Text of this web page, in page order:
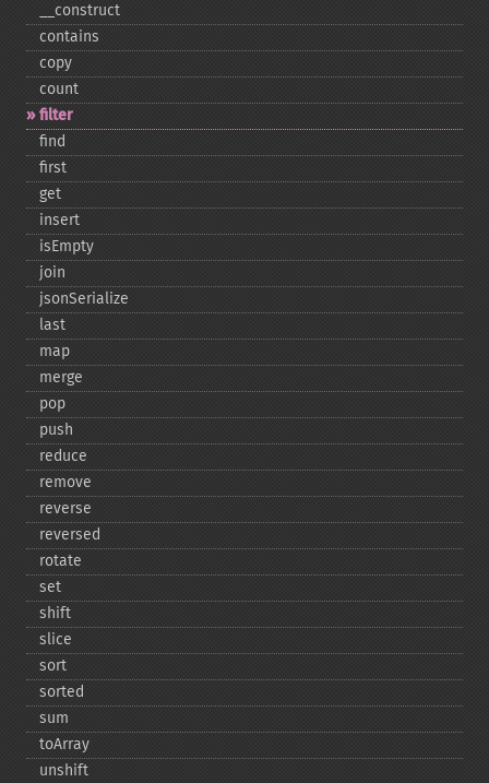
_​_​construct
contains
copy
count
filter
find
first
get
insert
isEmpty
join
jsonSerialize
last
map
merge
pop
push
reduce
remove
reverse
reversed
rotate
set
shift
slice
sort
sorted
sum
toArray
unshift